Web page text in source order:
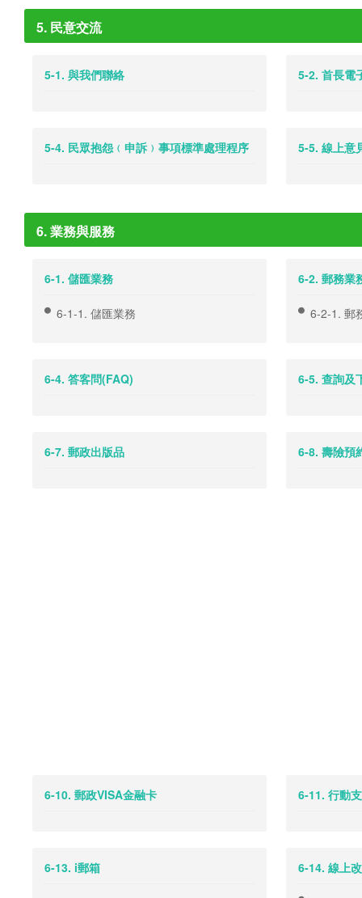
5. 民意交流
5-1. 與我們聯絡 5-2. 首長電
5-4. 民眾抱怨﹙申訴﹚事項標準處理程序 5-5. 線上意
6. 業務與服務
6-1. 儲匯業務
6-1-1. 儲匯業務
6-2. 郵務業
6-2-1. 郵
6-4. 答客問(FAQ) 6-5. 查詢及
6-7. 郵政出版品 6-8. 壽險預
6-10. 郵政VISA金融卡 6-11. 行動
6-13. i郵箱 6-14. 線上